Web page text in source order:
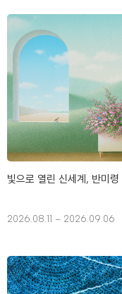
빛으로 열린 신세계, 반미령
2026.08.11 – 2026.09.06